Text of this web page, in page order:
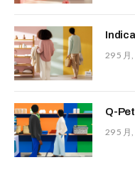
29 5 月
Q-
29 5 月